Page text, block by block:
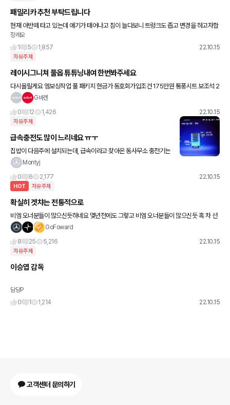
패밀리카 추천 부탁드립니다
현재 아반떼 타고 있는데 애기가 태어나고 짐이 늘다보니 트렁크도 좁고 변경을 하고자합
장레오
1
5 1,857 22.10.15
자유주제
레이시그니쳐 풀옵 튜튜닝내여 한번봐주세요
다시올릴게요 엠보싱작업 풀 패키지 현금가 동호회가입조건 175만원 통풍시트 보조석 2
5만 엠비언트 비노출시공70만 바퀴도색 유광블랙30만 루프렉공임비포함60만 LED램
G바겐
0
12 1,426 22.10.15
자유주제
급속충전도 많이 느리네요 ㅠㅜ
집밥이 다음주에 설치되는데, 급속이라고 찾아온 동사무소 충전기는
저보고 2시간을 충전하라네요 ㅜㅜ 아직 저녁도 못먹었는데ㅠㅠ 광
Montyj
0
6 2,177 22.10.15
HOT 자유주제
확실히 겟챠는 전통적으로
비엠 오너분들이 많으신듯하네요 몇년전에도 그렇고 비엠 오너분들이 많으신듯 혹 차 선
택 문의 등 하실때 상대적으로 오너분들이 많은 차종이 선택이 많을수 있으니 참고하세요
GoFoward
8
25 5,216 22.10.15
자유주제
이승엽 감독
담당P
0
1 1,214 22.10.15
고객센터 문의하기